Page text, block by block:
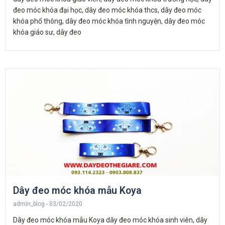
đeo móc khóa đại học, dây đeo móc khóa thcs, dây đeo móc
khóa phổ thông, dây đeo móc khóa tình nguyện, dây đeo móc
khóa giáo sư, dây đeo
Dây đeo móc khóa mẫu Koya
admin_blog 03/02/2020
Dây đeo móc khóa mẫu Koya dây đeo móc khóa sinh viên, dây